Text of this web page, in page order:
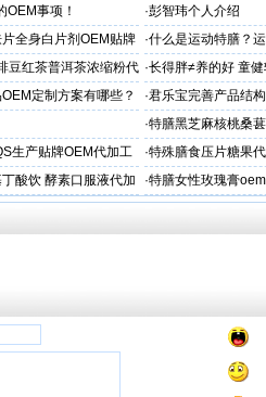
事项！ ·彭智玮个人介绍
全身白片剂OEM贴牌
·什么是运动特膳？
豆红茶普洱茶浓缩粉代 ·长得胖≠养的好 童
定制方案有哪些？ ·君乐宝完善产品结
·特膳黑芝麻核桃桑
生产贴牌OEM代加工
·特殊膳食压片糖果
酸饮 酵素口服液代加
·特膳女性玫瑰膏
贴牌